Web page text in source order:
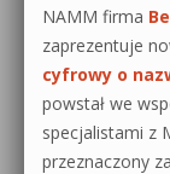
NAMM firma
zaprezentuje
cyfrowy o
powstał we
specjalistami z
przeznaczony